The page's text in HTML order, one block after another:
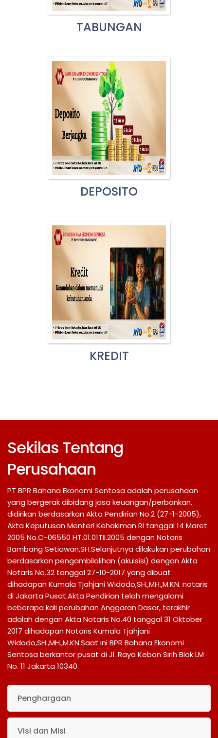
TABUNGAN
DEPOSITO
KREDIT
Sekilas Tentang
Perusahaan
PT BPR Bahana Ekonomi Sentosa adalah perusahaan
yang bergerak dibidang jasa keuangan/perbankan,
didirikan berdasarkan Akta Pendirian No.2 (27-1-2005),
Akta Keputusan Menteri Kehakiman RI tanggal 14 Maret
2005 No.C-06550 HT.01.01TII.2005 dengan Notaris
Bambang Setiawan,SH.Selanjutnya dilakukan perubahan
berdasarkan pengambilalihan (akuisisi) dengan Akta
Notaris No.32 tanggal 27-10-2017 yang dibuat
dihadapan Kumala Tjahjani Widodo,SH.,MH.,M.KN. notaris
di Jakarta Pusat.Akta Pendirian telah mengalami
beberapa kali perubahan Anggaran Dasar, terakhir
adalah dengan Akta Notaris No.40 tanggal 31 Oktober
2017 dihadapan Notaris Kumala Tjahjani
Widodo,SH.,MH.,M.KN.Saat ini BPR Bahana Ekonomi
Sentosa berkantor pusat di Jl. Raya Kebon Sirih Blok LM
No. 11 Jakarta 10340.
Penghargaan
Visi dan Misi